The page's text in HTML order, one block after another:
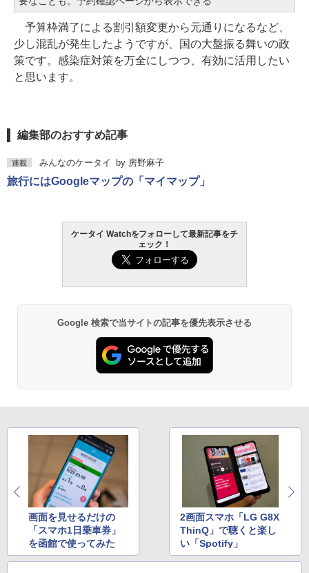
予算枠満了による割引額変更から元通りになるなど、
少し混乱が発生したようですが、国の大盤振る舞いの政
策です。感染症対策を万全にしつつ、有効に活用したい
と思います。
編集部のおすすめ記事
連載 みんなのケータイ by 房野麻子
旅行にはGoogleマップの「マイマップ」
ケータイ Watchをフォローして最新記事をチ
ェック！
Google 検索で当サイトの記事を優先表示させる
画面を見せるだけの
「スマホ1日乗車券」
を函館で使ってみた
2画面スマホ「LG G8X
ThinQ」で聴くと楽し
い「Spotify」